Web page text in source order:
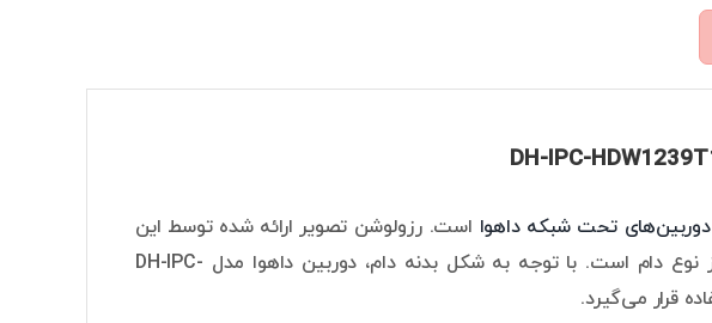
دوربین‌های تحت شبکه داهوا است. رزولوشن تصویر ارائه شده توسط این
دوربین برابر با 2 مگاپیکسل است. شکل بدنه این دوربین از نوع دام است. با توجه به شکل بدنه دام، دوربین داهوا مدل DH-IPC-